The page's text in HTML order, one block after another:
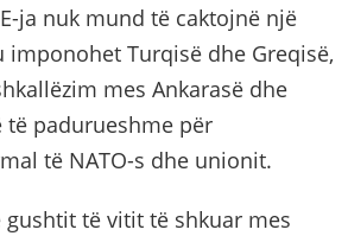
ja nuk mund të caktojnë një
imponohet Turqisë dhe Greqisë,
mes Ankarasë dhe
të padurueshme për
të NATO-s dhe unionit.
gushtit të vitit të shkuar mes